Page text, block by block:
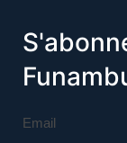
Email